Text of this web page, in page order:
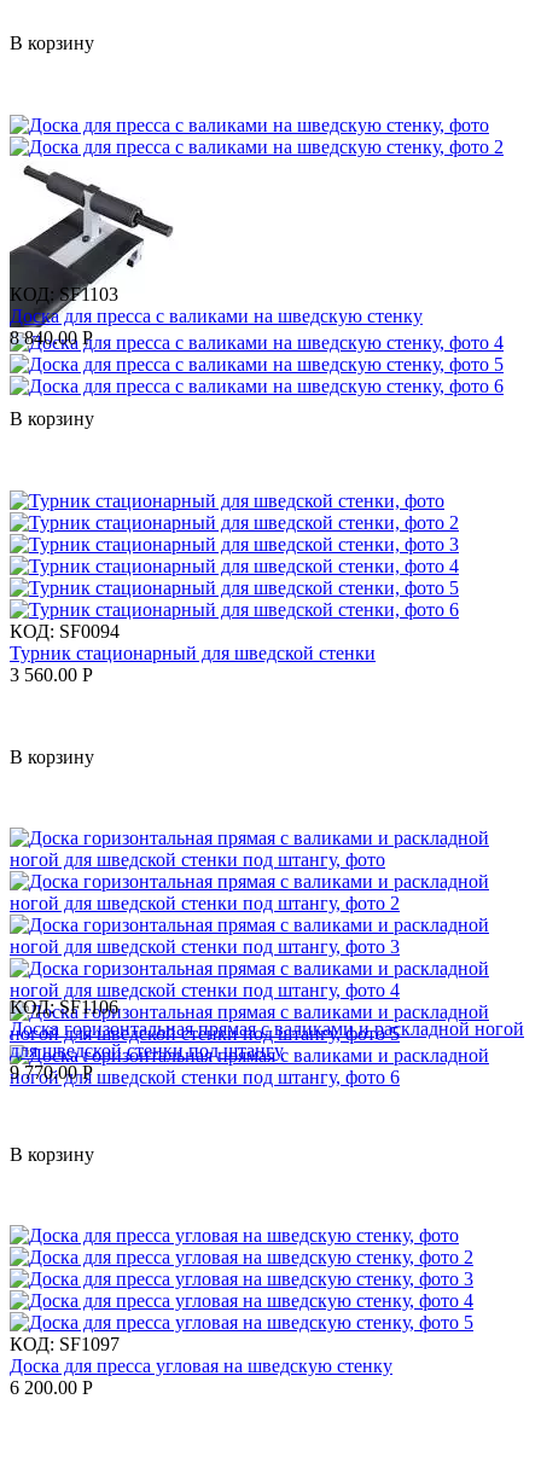
В корзину
КОД: SF1103
Доска для пресса с валиками на шведскую стенку
8 840.00 Р
В корзину
КОД: SF0094
Турник стационарный для шведской стенки
3 560.00 Р
В корзину
КОД: SF1106
Доска горизонтальная прямая с валиками и раскладной ногой
для шведской стенки под штангу
9 770.00 Р
В корзину
КОД: SF1097
Доска для пресса угловая на шведскую стенку
6 200.00 Р